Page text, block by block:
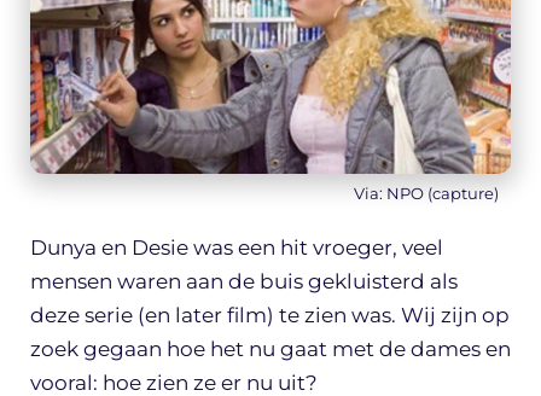
Via: NPO (capture)
Dunya en Desie was een hit vroeger, veel
mensen waren aan de buis gekluisterd als
deze serie (en later film) te zien was. Wij zijn op
zoek gegaan hoe het nu gaat met de dames en
vooral: hoe zien ze er nu uit?